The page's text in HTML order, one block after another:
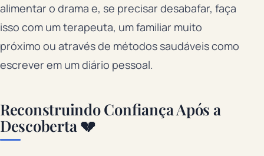
alimentar o drama e, se precisar desabafar, faça
isso com um terapeuta, um familiar muito
próximo ou através de métodos saudáveis como
escrever em um diário pessoal.
Reconstruindo Confiança Após a
Descoberta 💔